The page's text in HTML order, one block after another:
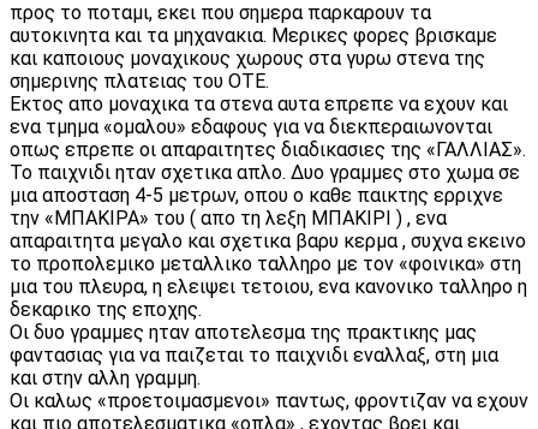
προς το ποταμι, εκει που σημερα παρκαρουν τα
αυτοκινητα και τα μηχανακια. Μερικες φορες βρισκαμε
και καποιους μοναχικους χωρους στα γυρω στενα της
σημερινης πλατειας του ΟΤΕ.
Εκτος απο μοναχικα τα στενα αυτα επρεπε να εχουν και
ενα τμημα «ομαλου» εδαφους για να διεκπεραιωνονται
οπως επρεπε οι απαραιτητες διαδικασιες της «ΓΑΛΛΙΑΣ».
Το παιχνιδι ηταν σχετικα απλο. Δυο γραμμες στο χωμα σε
μια αποσταση 4-5 μετρων, οπου ο καθε παικτης ερριχνε
την «ΜΠΑΚΙΡΑ» του ( απο τη λεξη ΜΠΑΚΙΡΙ ) , ενα
απαραιτητα μεγαλο και σχετικα βαρυ κερμα , συχνα εκεινο
το προπολεμικο μεταλλικο ταλληρο με τον «φοινικα» στη
μια του πλευρα, η ελειψει τετοιου, ενα κανονικο ταλληρο η
δεκαρικο της εποχης.
Οι δυο γραμμες ηταν αποτελεσμα της πρακτικης μας
φαντασιας για να παιζεται το παιχνιδι εναλλαξ, στη μια
και στην αλλη γραμμη.
Οι καλως «προετοιμασμενοι» παντως, φροντιζαν να εχουν
και πιο αποτελεσματικα «οπλα» , εχοντας βρει και